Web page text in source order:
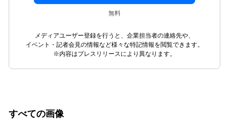
無料
メディアユーザー登録を行うと、企業担当者の連絡先や、
イベント・記者会見の情報など様々な特記情報を閲覧できます。
※内容はプレスリリースにより異なります。
すべての画像